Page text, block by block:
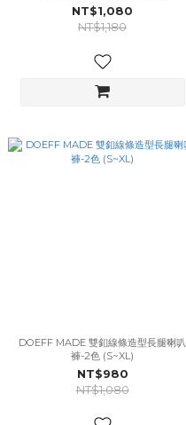
NT$1,080
NT$1,180
DOEFF MADE 雙釦線條造型長腿喇叭
褲-2色 (S~XL)
NT$980
NT$1,080